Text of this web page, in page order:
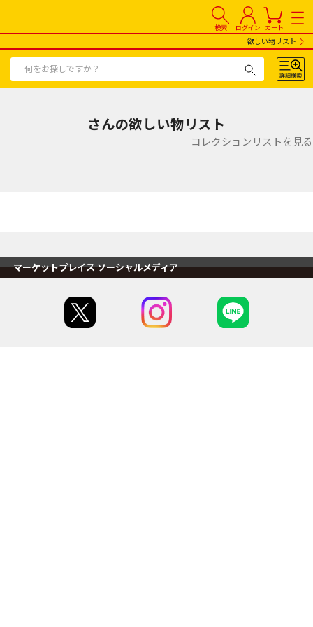
検索 ログイン カート
欲しい物リスト
さんの欲しい物リスト
コレクションリストを見る
マーケットプレイス ソーシャルメディア